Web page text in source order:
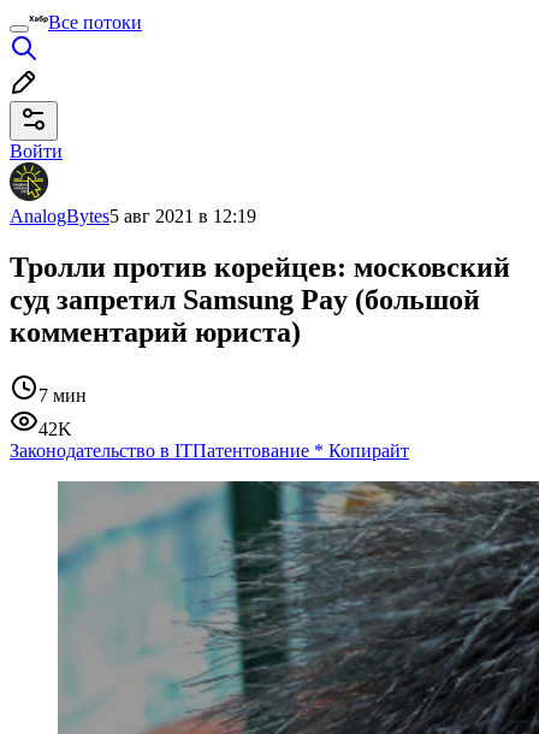
Все потоки
Войти
AnalogBytes5 авг 2021 в 12:19
Тролли против корейцев: московский
суд запретил Samsung Pay (большой
комментарий юриста)
7 мин
42K
Законодательство в ITПатентование * Копирайт